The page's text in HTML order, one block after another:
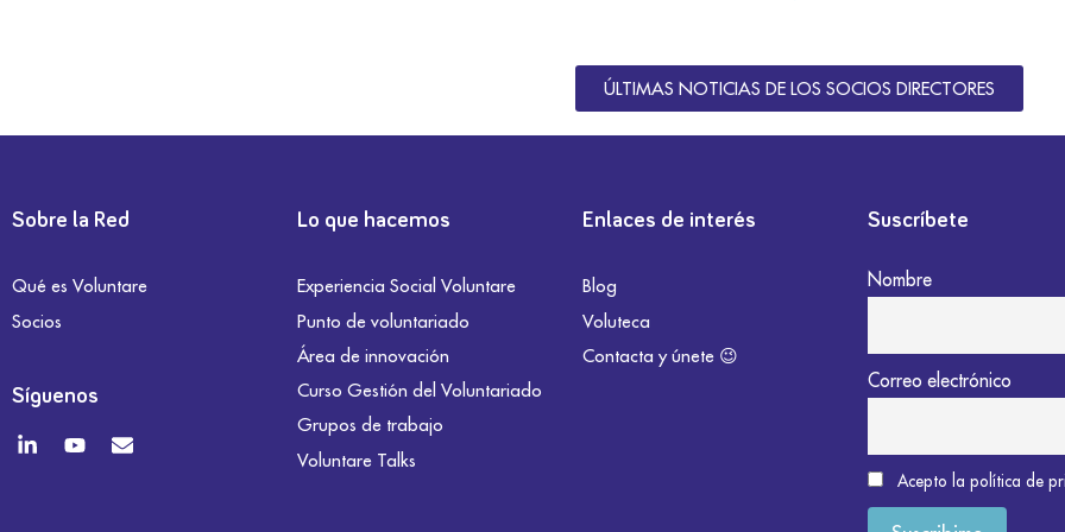
ÚLTIMAS NOTICIAS DE LOS SOCIOS DIRECTORES
Sobre la Red
Qué es Voluntare
Socios
Síguenos
Lo que hacemos
Experiencia Social Voluntare
Punto de voluntariado
Área de innovación
Curso Gestión del Voluntariado
Grupos de trabajo
Voluntare Talks
Enlaces de interés
Blog
Voluteca
Contacta y únete 😉
Suscríbete
Nombre
Correo electrónico
Acepto la política de